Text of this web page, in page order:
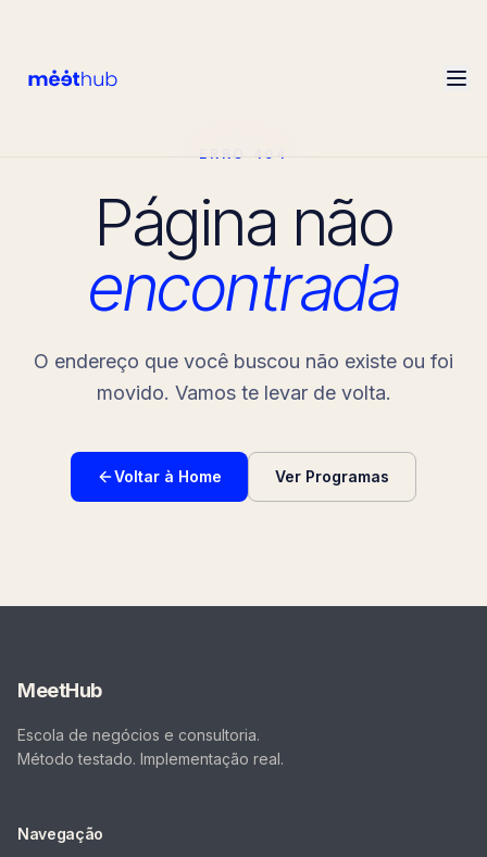
ERRO 404
Página não
encontrada
O endereço que você buscou não existe ou foi
movido. Vamos te levar de volta.
Voltar à Home Ver Programas
MeetHub
Escola de negócios e consultoria.
Método testado. Implementação real.
Navegação